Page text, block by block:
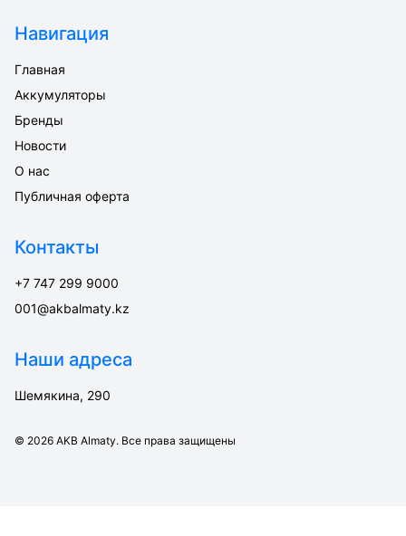
Навигация
Главная
Аккумуляторы
Бренды
Новости
О нас
Публичная оферта
Контакты
+7 747 299 9000
001@akbalmaty.kz
Наши адреса
Шемякина, 290
© 2026 AKB Almaty. Все права защищены